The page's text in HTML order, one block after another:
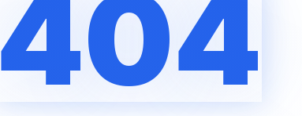
404